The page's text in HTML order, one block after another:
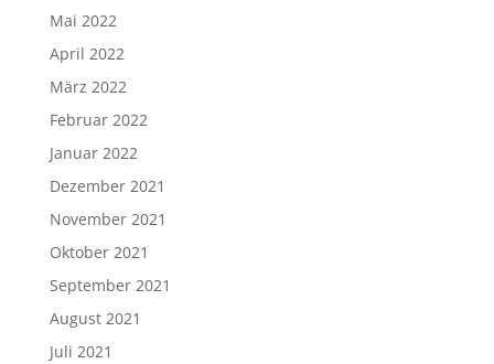
Mai 2022
April 2022
März 2022
Februar 2022
Januar 2022
Dezember 2021
November 2021
Oktober 2021
September 2021
August 2021
Juli 2021